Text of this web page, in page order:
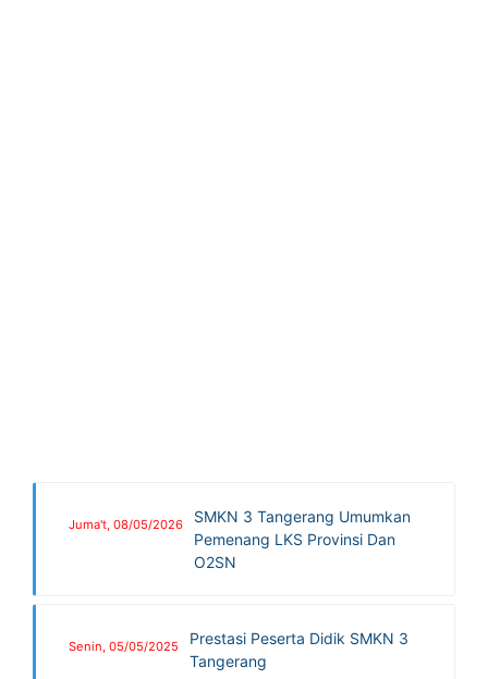
Juma't, 08/05/2026
SMKN 3 Tangerang Umumkan
Pemenang LKS Provinsi Dan
O2SN
Senin, 05/05/2025
Prestasi Peserta Didik SMKN 3
Tangerang